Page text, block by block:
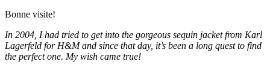
Bonne visite!
In 2004, I had tried to get into the gorgeous sequin jacket from Karl
Lagerfeld for H&M and since that day, it’s been a long quest to find
the perfect one. My wish came true!